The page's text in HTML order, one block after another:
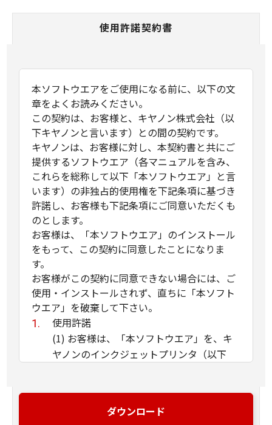
使用許諾契約書
本ソフトウエアをご使用になる前に、以下の文
章をよくお読みください。
この契約は、お客様と、キヤノン株式会社（以
下キヤノンと言います）との間の契約です。
キヤノンは、お客様に対し、本契約書と共にご
提供するソフトウエア（各マニュアルを含み、
これらを総称して以下「本ソフトウエア」と言
います）の非独占的使用権を下記条項に基づき
許諾し、お客様も下記条項にご同意いただくも
のとします。
お客様は、「本ソフトウエア」のインストール
をもって、この契約に同意したことになりま
す。
お客様がこの契約に同意できない場合には、ご
使用・インストールされず、直ちに「本ソフト
ウエア」を破棄して下さい。
使用許諾
(1) お客様は、「本ソフトウエア」を、キ
ヤノンのインクジェットプリンタ（以下
とは、「許諾ソフトウエア」をコンピュー
ダウンロード